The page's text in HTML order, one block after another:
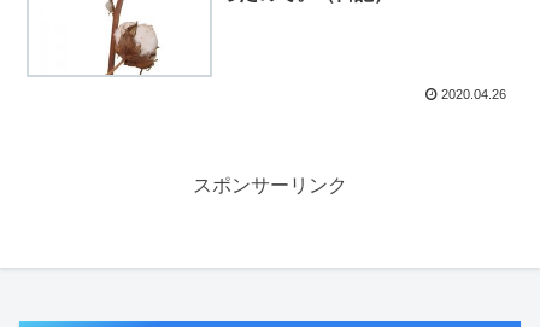
2020.04.26
スポンサーリンク